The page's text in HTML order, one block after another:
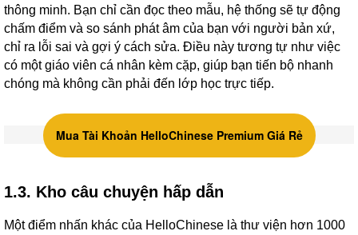
thông minh. Bạn chỉ cần đọc theo mẫu, hệ thống sẽ tự động
chấm điểm và so sánh phát âm của bạn với người bản xứ,
chỉ ra lỗi sai và gợi ý cách sửa. Điều này tương tự như việc
có một giáo viên cá nhân kèm cặp, giúp bạn tiến bộ nhanh
chóng mà không cần phải đến lớp học trực tiếp.
Mua Tài Khoản HelloChinese Premium Giá Rẻ
1.3. Kho câu chuyện hấp dẫn
Một điểm nhấn khác của HelloChinese là thư viện hơn 1000